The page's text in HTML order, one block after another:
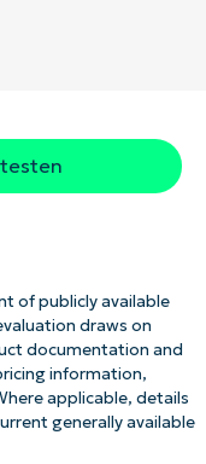
of publicly available
draws on
documentation and
information,
applicable, details
generally available